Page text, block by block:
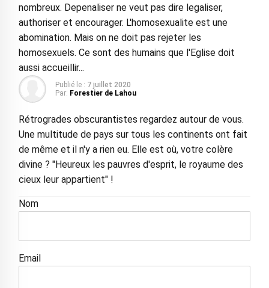
nombreux. Depenaliser ne veut pas dire legaliser,
authoriser et encourager. L'homosexualite est une
abomination. Mais on ne doit pas rejeter les
homosexuels. Ce sont des humains que l'Eglise doit
aussi accueillir...
Publié le : 7 juillet 2020
Par: Forestier de Lahou
Rétrogrades obscurantistes regardez autour de vous.
Une multitude de pays sur tous les continents ont fait
de même et il n'y a rien eu. Elle est où, votre colère
divine ? "Heureux les pauvres d'esprit, le royaume des
cieux leur appartient" !
Nom
Email